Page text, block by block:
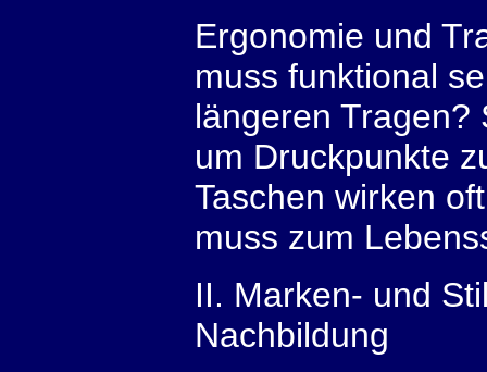
Ergonomie und
muss funktional
längeren Tragen?
um Druckpunkte
Taschen wirken
muss zum
II. Marken- und
Nachbildung